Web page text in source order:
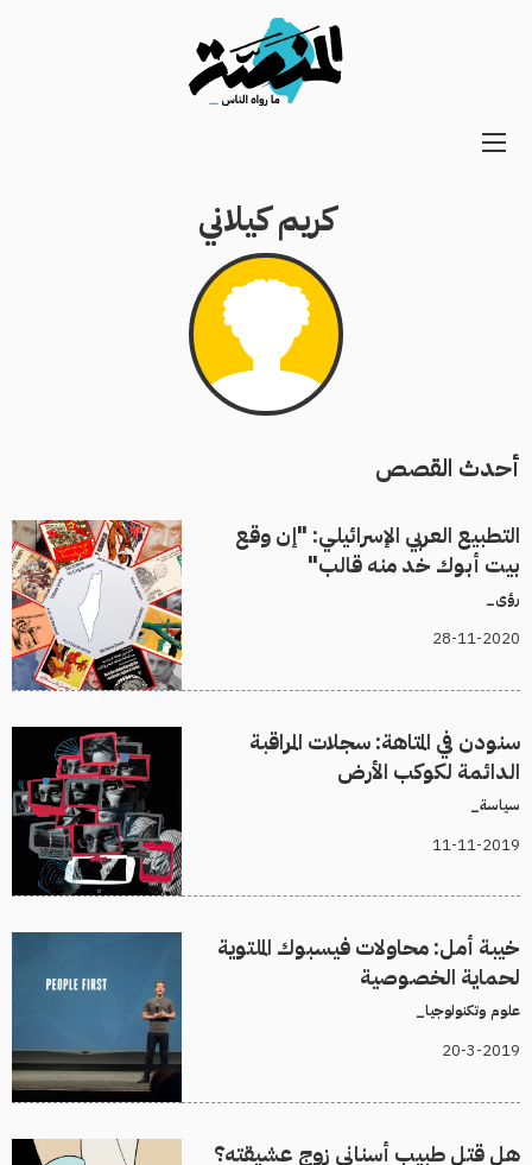
Main
كريم كيلاني
أحدث القصص
التطبيع العربي الإسرائيلي: "إن وقع
بيت أبوك خد منه قالب"
رؤى_
28-11-2020
سنودن في المتاهة: سجلات المراقبة
الدائمة لكوكب اﻷرض
سياسة_
11-11-2019
خيبة أمل: محاولات فيسبوك الملتوية
لحماية الخصوصية
علوم وتكنولوجيا_
20-3-2019
هل قتل طبيب أسناني زوج عشيقته؟